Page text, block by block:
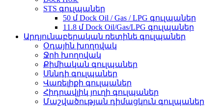
STS գուլպաներ
50 մ Dock Oil / Gas / LPG գուլպաներ
11.8 մ Dock Oil/Gas/LPG գուլպաներ
Արդյունաբերական ռետինե գուլպաներ
Օդային խողովակ
Ջրի խողովակ
Քիմիական գուլպաներ
Սննդի գուլպաներ
Վառելիքի գուլպաներ
Հիդրավլիկ յուղի գուլպաներ
Մաշվածության դիմացկուն գուլպաներ